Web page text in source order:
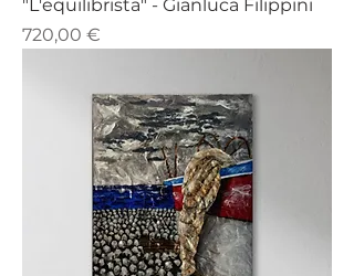
"L'equilibrista" - Gianluca Filippini
Prezzo
720,00 €